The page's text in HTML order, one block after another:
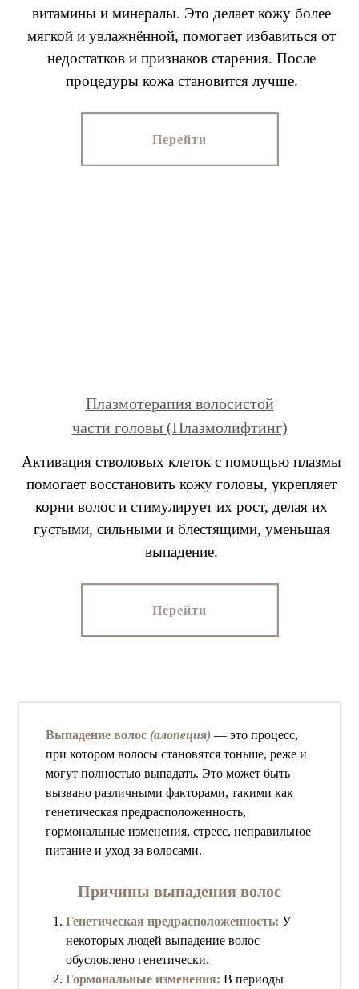
витамины и минералы. Это делает кожу более
мягкой и увлажнённой, помогает избавиться от
недостатков и признаков старения. После
процедуры кожа становится лучше.
Перейти
Плазмотерапия волосистой
части головы (Плазмолифтинг)
Активация стволовых клеток с помощью плазмы
помогает восстановить кожу головы, укрепляет
корни волос и стимулирует их рост, делая их
густыми, сильными и блестящими, уменьшая
выпадение.
Перейти
Выпадение волос (алопеция) — это процесс,
при котором волосы становятся тоньше, реже и
могут полностью выпадать. Это может быть
вызвано различными факторами, такими как
генетическая предрасположенность,
гормональные изменения, стресс, неправильное
питание и уход за волосами.
Причины выпадения волос
Генетическая предрасположенность: У
некоторых людей выпадение волос
обусловлено генетически.
Гормональные изменения: В периоды